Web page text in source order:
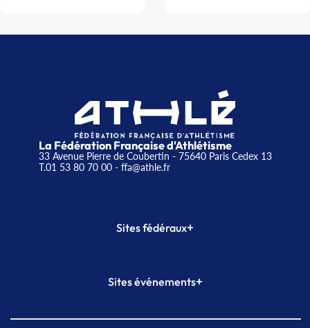
La Fédération Française d'Athlétisme
33 Avenue Pierre de Coubertin - 75640 Paris Cedex 13
T.01 53 80 70 00- ffa@athle.fr
Sites fédéraux+
Plateforme Formation
Sites événements+
Meeting de Paris indoor